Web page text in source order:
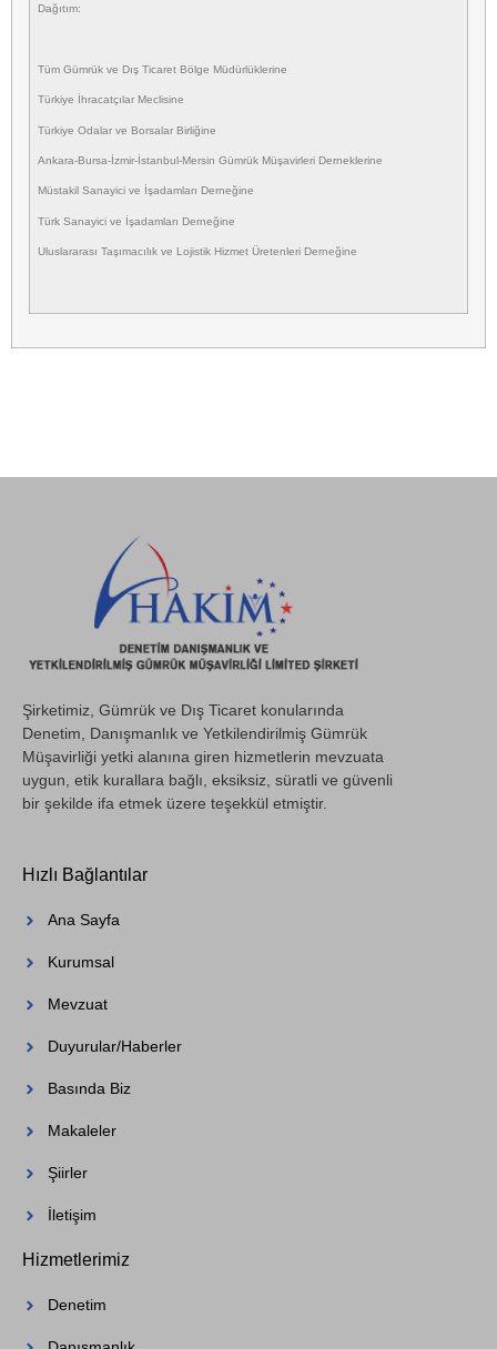
Dağıtım:
Tüm Gümrük ve Dış Ticaret Bölge Müdürlüklerine
Türkiye İhracatçılar Meclisine
Türkiye Odalar ve Borsalar Birliğine
Ankara-Bursa-İzmir-İstanbul-Mersin Gümrük Müşavirleri Derneklerine
Müstakil Sanayici ve İşadamları Derneğine
Türk Sanayici ve İşadamları Derneğine
Uluslararası Taşımacılık ve Lojistik Hizmet Üretenleri Derneğine
Şirketimiz, Gümrük ve Dış Ticaret konularında
Denetim, Danışmanlık ve Yetkilendirilmiş Gümrük
Müşavirliği yetki alanına giren hizmetlerin mevzuata
uygun, etik kurallara bağlı, eksiksiz, süratli ve güvenli
bir şekilde ifa etmek üzere teşekkül etmiştir.
Hızlı Bağlantılar
Ana Sayfa
Kurumsal
Mevzuat
Duyurular/Haberler
Basında Biz
Makaleler
Şiirler
İletişim
Hizmetlerimiz
Denetim